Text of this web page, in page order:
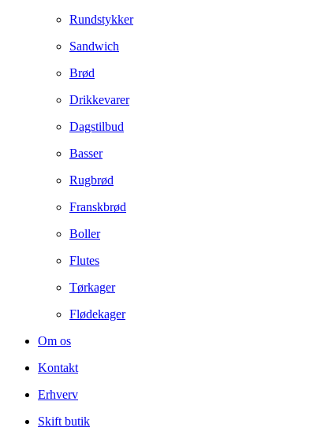
Rundstykker
Sandwich
Brød
Drikkevarer
Dagstilbud
Basser
Rugbrød
Franskbrød
Boller
Flutes
Tørkager
Flødekager
Om os
Kontakt
Erhverv
Skift butik